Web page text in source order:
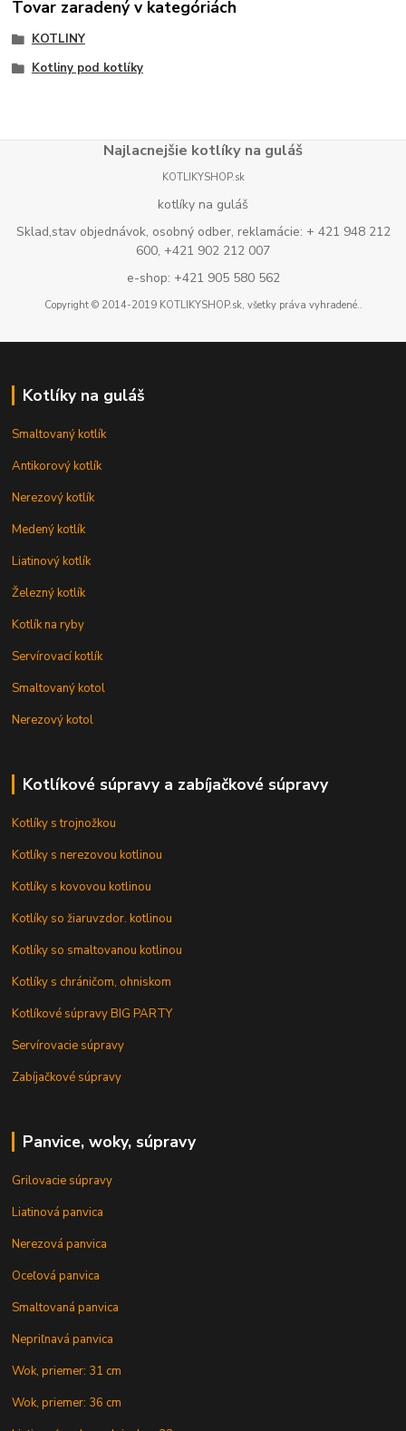
Tovar zaradený v kategóriách
KOTLINY
Kotliny pod kotlíky
Najlacnejšie kotlíky na guláš
KOTLIKYSHOP.sk
kotlíky na guláš
Sklad,stav objednávok, osobný odber, reklamácie: + 421 948 212
600, +421 902 212 007
e-shop: +421 905 580 562
Copyright © 2014-2019 KOTLIKYSHOP.sk, všetky práva vyhradené..
Kotlíky na guláš
Smaltovaný kotlík
Antikorový kotlík
Nerezový kotlík
Medený kotlík
Liatinový kotlík
Železný kotlík
Kotlík na ryby
Servírovací kotlík
Smaltovaný kotol
Nerezový kotol
Kotlíkové súpravy a zabíjačkové súpravy
Kotlíky s trojnožkou
Kotlíky s nerezovou kotlinou
Kotlíky s kovovou kotlinou
Kotlíky so žiaruvzdor. kotlinou
Kotlíky so smaltovanou kotlinou
Kotlíky s chráničom, ohniskom
Kotlíkové súpravy BIG PARTY
Servírovacie súpravy
Zabíjačkové súpravy
Panvice, woky, súpravy
Grilovacie súpravy
Liatinová panvica
Nerezová panvica
Oceľová panvica
Smaltovaná panvica
Nepriľnavá panvica
Wok, priemer: 31 cm
Wok, priemer: 36 cm